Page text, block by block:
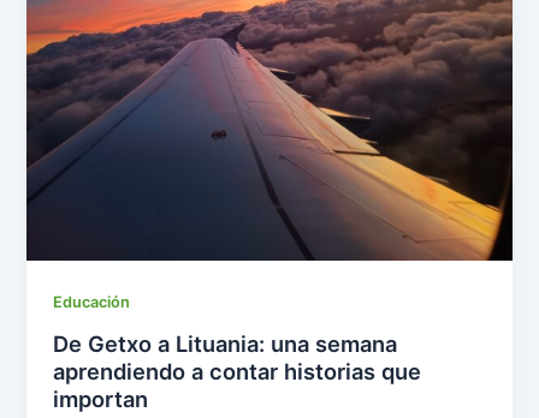
Educación
De Getxo a Lituania: una semana
aprendiendo a contar historias que
importan